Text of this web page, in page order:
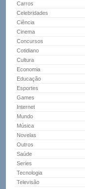
Carros
Celebridades
Ciência
Cinema
Concursos
Cotidiano
Cultura
Economia
Educação
Esportes
Games
Internet
Mundo
Música
Novelas
Outros
Saúde
Series
Tecnologia
Televisão